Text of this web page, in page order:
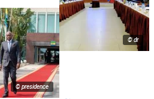
© dr
© presidence